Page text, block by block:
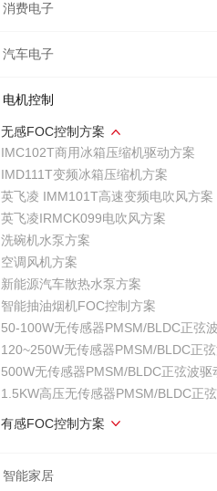
消费电子
汽车电子
电机控制
无感FOC控制方案
IMC102T商用冰箱压缩机驱动方案
IMD111T变频冰箱压缩机方案
英飞凌 IMM101T高速变频电吹风方案
英飞凌IRMCK099电吹风方案
洗碗机水泵方案
空调风机方案
新能源汽车散热水泵方案
智能抽油烟机FOC控制方案
50-100W无传感器PMSM/BLDC正弦
120~250W无传感器PMSM/BLDC正
500W无传感器PMSM/BLDC正弦波驱
1.5KW高压无传感器PMSM/BLDC正
有感FOC控制方案
智能家居